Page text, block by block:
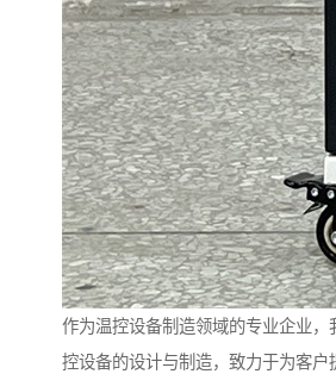
作为温控设备制造领域的专业企业，
控设备的设计与制造，致力于为客